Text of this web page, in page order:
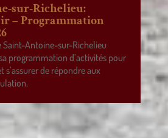
sur-Richelieu:
– Programmation
Saint-Antoine-sur-Richelieu
programmation d’activités pour
s’assurer de répondre aux